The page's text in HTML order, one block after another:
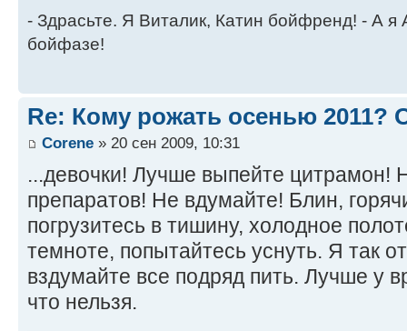
- Здрасьте. Я Виталик, Катин бойфренд! - А я
бойфазе!
Re: Кому рожать осенью 2011?
Corene » 20 сен 2009, 10:31
...девочки! Лучше выпейте цитрамон!
препаратов! Не вдумайте! Блин,
погрузитесь в тишину, холодное
темноте, попытайтесь уснуть. Я так
вздумайте все подряд пить. Лучше у
что нельзя.